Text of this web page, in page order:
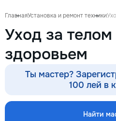
ГлавнаяУстановка и ремонт техники
Уход за телом
здоровьем
Ты мастер?
100 лей в
Найти